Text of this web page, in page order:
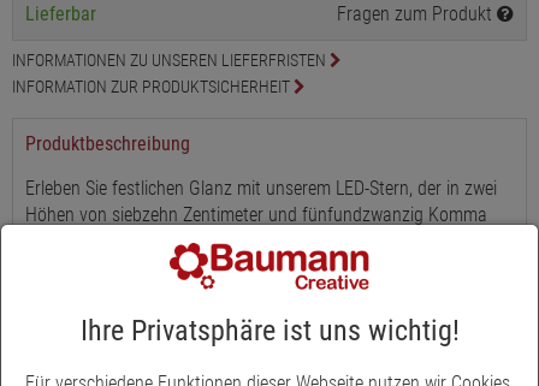
Lieferbar
Fragen zum Produkt
INFORMATIONEN ZU UNSEREN LIEFERFRISTEN
INFORMATION ZUR PRODUKTSICHERHEIT
Produktbeschreibung
Erleben Sie festlichen Glanz mit unserem LED-Stern, der in zwei
Höhen von siebzehn Zentimeter und fünfundzwanzig Komma
fünf Zentimeter erhältlich ist. Dieses Dekorationsstück vereint
moderne Technologie und traditionelle Eleganz. Ausgestattet mit
energieeffizienten LED-Leuchten, die ein warmweißes Licht
ausstrahlen, bietet der Stern eine stimmungsvolle Beleuchtung
für jeden Raum. Die robuste Metallkonstruktion in stilvollem
Dunkelgrau garantiert Langlebigkeit und Standsicherheit. Perfekt
Ihre Privatsphäre ist uns wichtig!